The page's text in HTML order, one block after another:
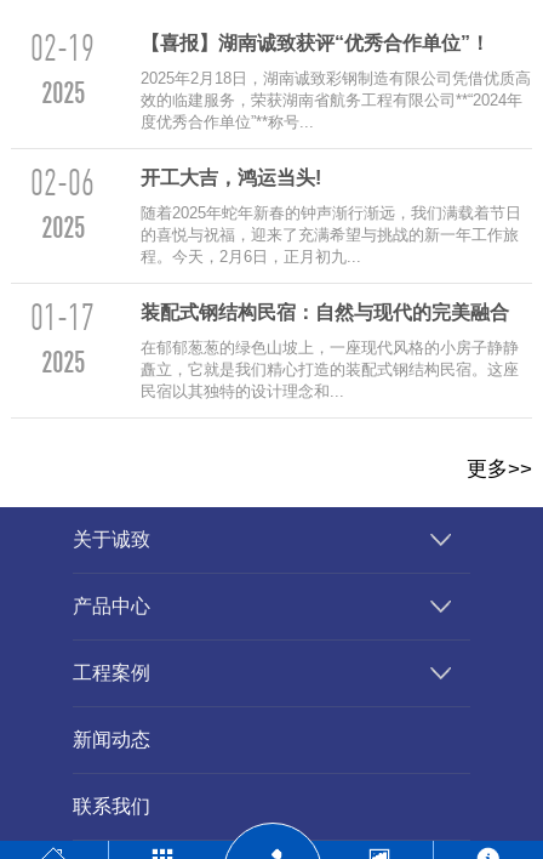
02-19
2025
【喜报】湖南诚致获评“优秀合作单位”！
2025年2月18日，湖南诚致彩钢制造有限公司凭借优质高
效的临建服务，荣获湖南省航务工程有限公司**“2024年
度优秀合作单位”**称号...
02-06
2025
‌开工大吉，鸿运当头!
随着2025年蛇年新春的钟声渐行渐远，我们满载着节日
的喜悦与祝福，迎来了充满希望与挑战的新一年工作旅
程。今天，2月6日，正月初九...
01-17
2025
装配式钢结构民宿：自然与现代的完美融合
在郁郁葱葱的绿色山坡上，一座现代风格的小房子静静
矗立，它就是我们精心打造的装配式钢结构民宿。这座
民宿以其独特的设计理念和...
更多>>
关于诚致
产品中心
工程案例
新闻动态
联系我们